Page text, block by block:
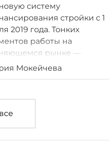
систему
стройки с 1
2019 года. Тонких
работы на
рынке —
от юридических и
Мокейчева